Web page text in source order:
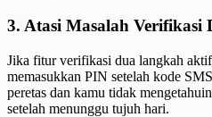
3. Atasi Masalah Verifikasi
Jika fitur verifikasi dua langkah
memasukkan PIN setelah kode
peretas dan kamu tidak
setelah menunggu tujuh hari.